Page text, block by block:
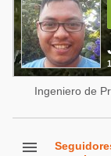
Avicultura
Ganadería
Lechería
Micotoxinas
Ingeniero de
menu